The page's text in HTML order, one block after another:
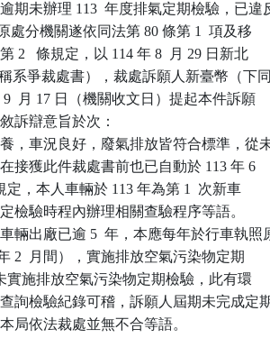
期未辦理 113  年度排氣定期檢驗，已違
處分機關遂依同法第 80 條第 1  項及移
2   條規定，以 114 年 8  月 29 日新北
系爭裁處書），裁處訴願人新臺幣（下同
月 17 日（機關收文日）提起本件訴願
訴辯意旨於次：
，車況良好，廢氣排放皆符合標準，從
接獲此件裁處書前也已自動於 113 年 6
定，本人車輛於 113 年為第 1  次新車
檢驗時程內辦理相關查驗程序等語。
輛出廠已逾 5  年，本應每年於行車執照
2  月間），實施排放空氣污染物定期
未實施排放空氣污染物定期檢驗，此有環
詢檢驗紀錄可稽，訴願人屆期未完成定
局依法裁處並無不合等語。